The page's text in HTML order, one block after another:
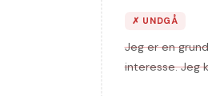
✗ UNDGÅ
Jeg er en
interesse. Jeg